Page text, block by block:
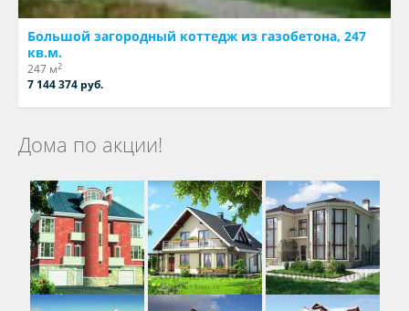
Большой загородный коттедж из газобетона, 247
кв.м.
247 м2
7 144 374 руб.
Дома по акции!